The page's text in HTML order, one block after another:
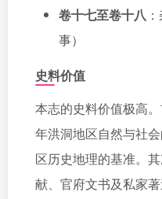
卷十七至卷十八
事）
史料价值
本志的史料价值极高
年洪洞地区自然与社
区历史地理的基准。
献、官府文书及私家